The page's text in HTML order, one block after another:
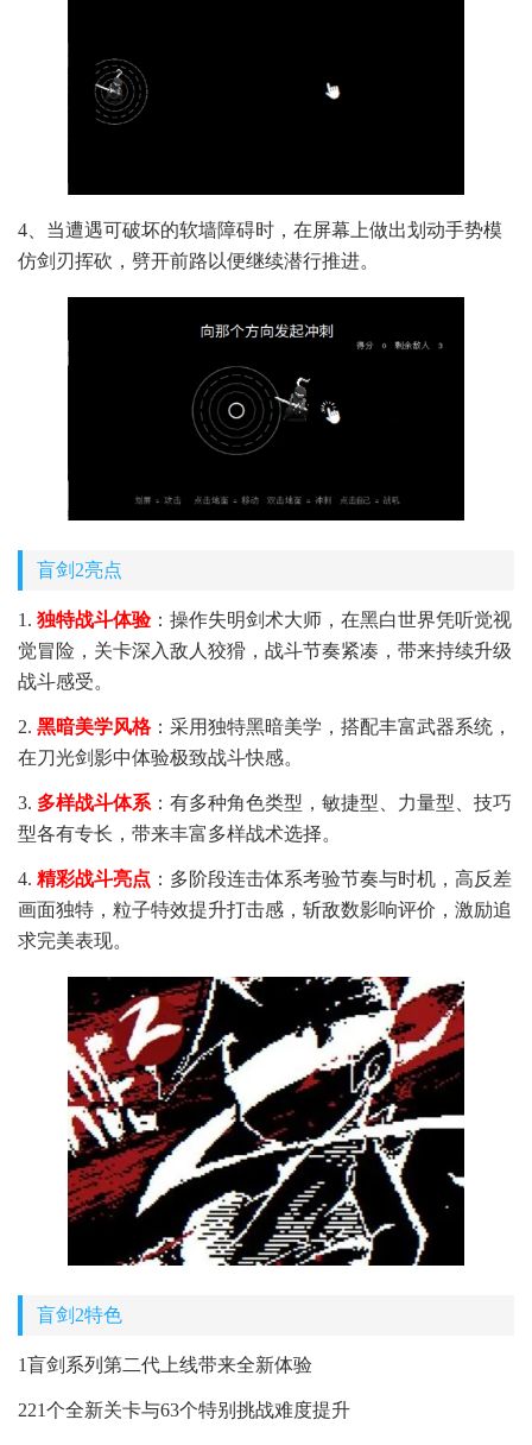
4、当遭遇可破坏的软墙障碍时，在屏幕上做出划动手势模
仿剑刃挥砍，劈开前路以便继续潜行推进。
盲剑2亮点
1. 独特战斗体验：操作失明剑术大师，在黑白世界凭听觉视
觉冒险，关卡深入敌人狡猾，战斗节奏紧凑，带来持续升级
战斗感受。
2. 黑暗美学风格：采用独特黑暗美学，搭配丰富武器系统，
在刀光剑影中体验极致战斗快感。
3. 多样战斗体系 ：有多种角色类型，敏捷型、力量型、技巧
型各有专长，带来丰富多样战术选择。
4. 精彩战斗亮点 ：多阶段连击体系考验节奏与时机，高反差
画面独特，粒子特效提升打击感，斩敌数影响评价，激励追
求完美表现。
盲剑2特色
1盲剑系列第二代上线带来全新体验
221个全新关卡与63个特别挑战难度提升